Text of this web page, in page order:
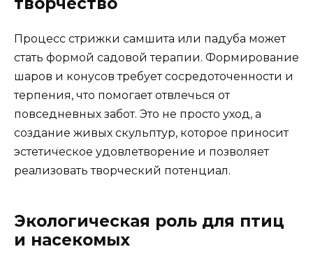
Процесс стрижки самшита или падуба может
стать формой садовой терапии. Формирование
шаров и конусов требует сосредоточенности и
терпения, что помогает отвлечься от
повседневных забот. Это не просто уход, а
создание живых скульптур, которое приносит
эстетическое удовлетворение и позволяет
реализовать творческий потенциал.
Экологическая роль для птиц
и насекомых